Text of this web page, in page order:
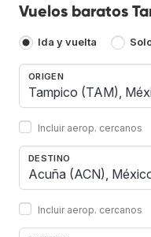
Vuelos baratos
Ida y vuelta
ORIGEN
Incluir aerop. cercanos
DESTINO
Incluir aerop. cercanos